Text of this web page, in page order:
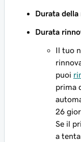
Durata
Durata
Il tuo
puoi
prima
26
Se il
a